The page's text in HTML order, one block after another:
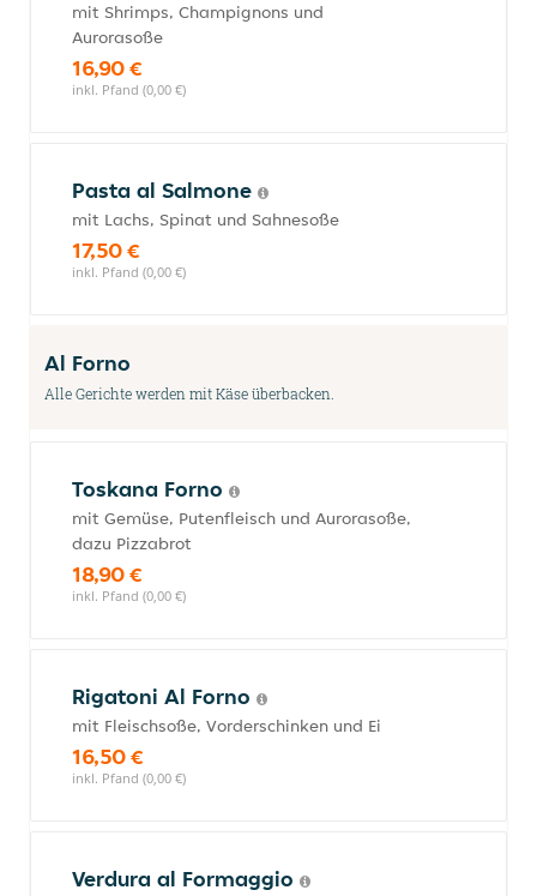
mit Shrimps, Champignons und
Aurorasoße
16,90 €
inkl. Pfand (0,00 €)
Pasta al Salmone
mit Lachs, Spinat und Sahnesoße
17,50 €
inkl. Pfand (0,00 €)
Al Forno
Alle Gerichte werden mit Käse überbacken.
Toskana Forno
mit Gemüse, Putenfleisch und Aurorasoße,
dazu Pizzabrot
18,90 €
inkl. Pfand (0,00 €)
Rigatoni Al Forno
mit Fleischsoße, Vorderschinken und Ei
16,50 €
inkl. Pfand (0,00 €)
Verdura al Formaggio